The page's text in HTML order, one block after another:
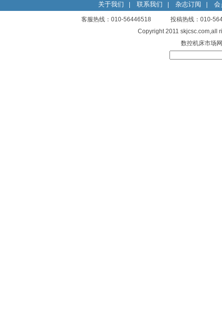
关于我们 联系我们 杂志订阅 会
客服热线：010-56446518 投稿热线：
Copyright 2011
数控机床市场网